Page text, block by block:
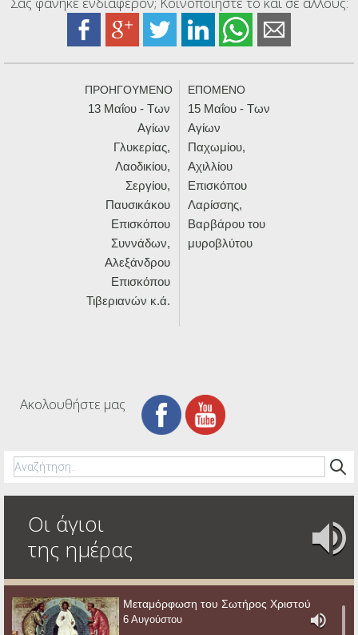
ΠΡΟΗΓΟΥΜΕΝΟ
13 Μαΐου - Των
Αγίων
Γλυκερίας,
Λαοδικίου,
Σεργίου,
Παυσικάκου
Επισκόπου
Συννάδων,
Αλεξάνδρου
Επισκόπου
Τιβεριανών κ.ά.
ΕΠΟΜΕΝΟ
15 Μαΐου - Των
Αγίων
Παχωμίου,
Αχιλλίου
Επισκόπου
Λαρίσσης,
Βαρβάρου του
μυροβλύτου
Ακολουθήστε μας
Οι άγιοι
της ημέρας
Μεταμόρφωση του Σωτήρος Χριστού
6 Αυγούστου